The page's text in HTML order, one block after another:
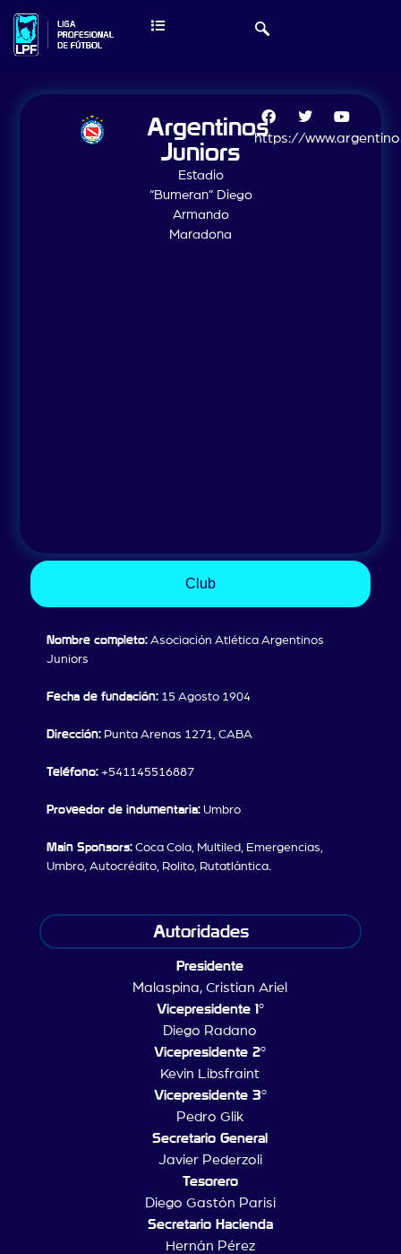
Argentinos
Juniors
Estadio
“Bumeran” Diego
Armando
Maradona
https://
Club
Nombre completo:Asociación Atlética Argentinos
Juniors
Fecha de fundación:15 Agosto 1904
Dirección:Punta Arenas 1271, CABA
Teléfono:+541145516887
Proveedor de indumentaria:Umbro
Main Sponsors:Coca Cola, Multiled, Emergencias,
Umbro, Autocrédito, Rolito, Rutatlántica.
Autoridades
Presidente
Malaspina, Cristian Ariel
Vicepresidente 1°
Diego Radano
Vicepresidente 2°
Kevin Libsfraint
Vicepresidente 3°
Pedro Glik
Secretario General
Javier Pederzoli
Tesorero
Diego Gastón Parisi
Secretario Hacienda
Hernán Pérez